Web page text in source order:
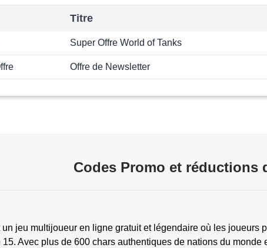
Titre
Super Offre World of Tanks
Offre de Newsletter
Codes Promo et réductions
un jeu multijoueur en ligne gratuit et légendaire où les
Avec plus de 600 chars authentiques de nations du